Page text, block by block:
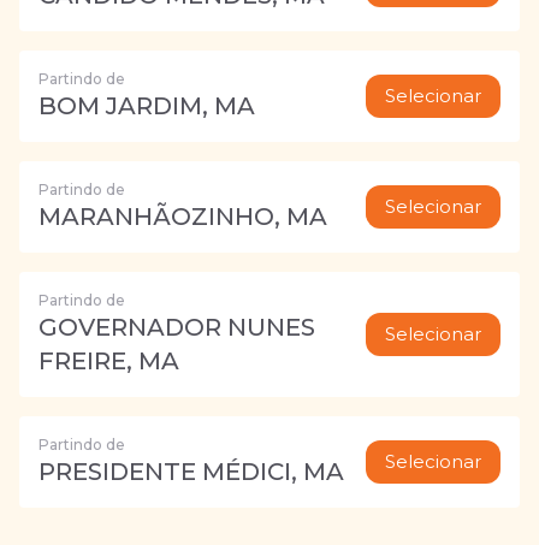
Partindo de
BOM JARDIM, MA Selecionar
Partindo de
MARANHÃOZINHO, MA Selecionar
Partindo de
GOVERNADOR NUNES
FREIRE, MA
Selecionar
Partindo de
PRESIDENTE MÉDICI, MA Selecionar